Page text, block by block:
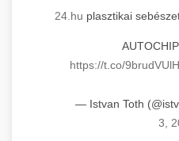
24.hu plasztikai
https://t.co/
— Istvan Toth
3,